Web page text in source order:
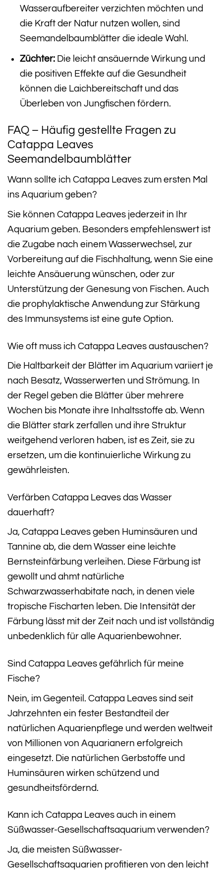
Wasseraufbereiter verzichten möchten und
die Kraft der Natur nutzen wollen, sind
Seemandelbaumblätter die ideale Wahl.
Züchter:Die leicht ansäuernde Wirkung und
die positiven Effekte auf die Gesundheit
können die Laichbereitschaft und das
Überleben von Jungfischen fördern.
FAQ – Häufig gestellte Fragen zu
Catappa Leaves
Seemandelbaumblätter
Wann sollte ich Catappa Leaves zum ersten Mal
ins Aquarium geben?
Sie können Catappa Leaves jederzeit in Ihr
Aquarium geben. Besonders empfehlenswert ist
die Zugabe nach einem Wasserwechsel, zur
Vorbereitung auf die Fischhaltung, wenn Sie eine
leichte Ansäuerung wünschen, oder zur
Unterstützung der Genesung von Fischen. Auch
die prophylaktische Anwendung zur Stärkung
des Immunsystems ist eine gute Option.
Wie oft muss ich Catappa Leaves austauschen?
Die Haltbarkeit der Blätter im Aquarium variiert je
nach Besatz, Wasserwerten und Strömung. In
der Regel geben die Blätter über mehrere
Wochen bis Monate ihre Inhaltsstoffe ab. Wenn
die Blätter stark zerfallen und ihre Struktur
weitgehend verloren haben, ist es Zeit, sie zu
ersetzen, um die kontinuierliche Wirkung zu
gewährleisten.
Verfärben Catappa Leaves das Wasser
dauerhaft?
Ja, Catappa Leaves geben Huminsäuren und
Tannine ab, die dem Wasser eine leichte
Bernsteinfärbung verleihen. Diese Färbung ist
gewollt und ahmt natürliche
Schwarzwasserhabitate nach, in denen viele
tropische Fischarten leben. Die Intensität der
Färbung lässt mit der Zeit nach und ist vollständig
unbedenklich für alle Aquarienbewohner.
Sind Catappa Leaves gefährlich für meine
Fische?
Nein, im Gegenteil. Catappa Leaves sind seit
Jahrzehnten ein fester Bestandteil der
natürlichen Aquarienpflege und werden weltweit
von Millionen von Aquarianern erfolgreich
eingesetzt. Die natürlichen Gerbstoffe und
Huminsäuren wirken schützend und
gesundheitsfördernd.
Kann ich Catappa Leaves auch in einem
Süßwasser-Gesellschaftsaquarium verwenden?
Ja, die meisten Süßwasser-
Gesellschaftsaquarien profitieren von den leicht